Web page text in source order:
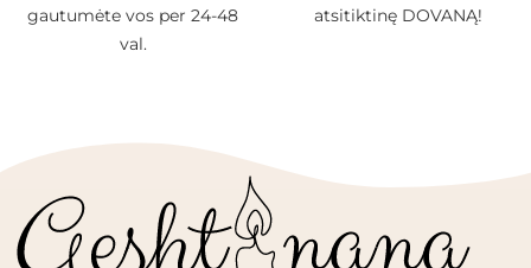
gautumėte vos per 24-48
val.
atsitiktinę DOVANĄ!